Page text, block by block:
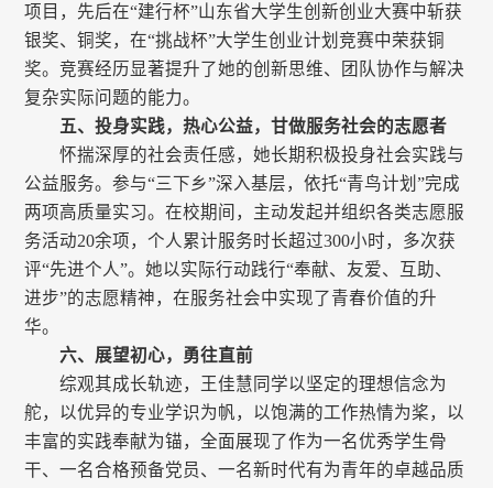
项目，先后在“建行杯”山东省大学生创新创业大赛中斩获
银奖、铜奖，在“挑战杯”大学生创业计划竞赛中荣获铜
奖。竞赛经历显著提升了她的创新思维、团队协作与解决
复杂实际问题的能力。
五、投身实践，热心公益，甘做服务社会的志愿者
怀揣深厚的社会责任感，她长期积极投身社会实践与
公益服务。参与“三下乡”深入基层，依托“青鸟计划”完成
两项高质量实习。在校期间，主动发起并组织各类志愿服
务活动20余项，个人累计服务时长超过300小时，多次获
评“先进个人”。她以实际行动践行“奉献、友爱、互助、
进步”的志愿精神，在服务社会中实现了青春价值的升
华。
六、展望初心，勇往直前
综观其成长轨迹，王佳慧同学以坚定的理想信念为
舵，以优异的专业学识为帆，以饱满的工作热情为桨，以
丰富的实践奉献为锚，全面展现了作为一名优秀学生骨
干、一名合格预备党员、一名新时代有为青年的卓越品质